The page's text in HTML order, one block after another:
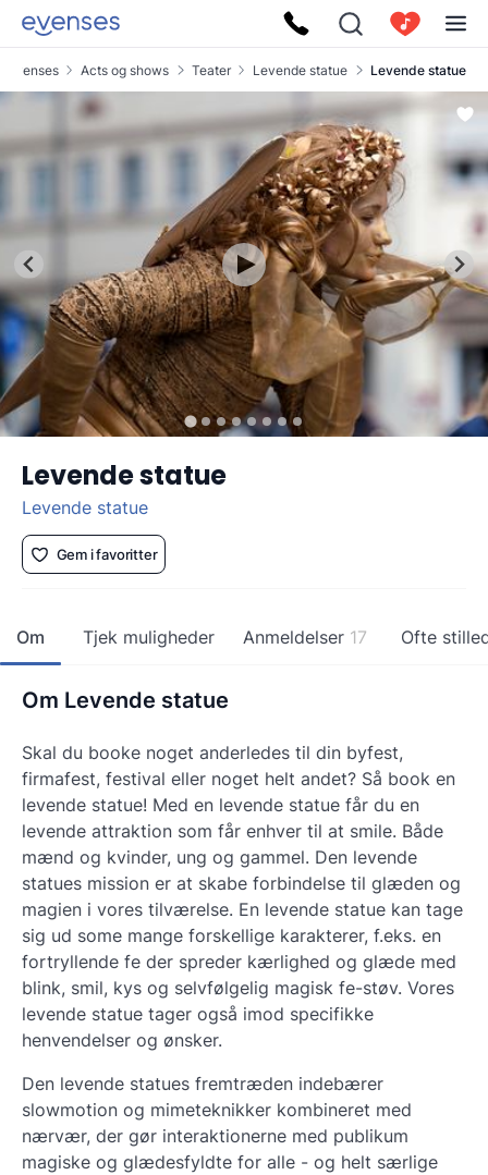
Evenses Acts og shows Teater Levende statue Levende statue
Levende statue
Levende statue
Gem i favoritter
Om Tjek muligheder Anmeldelser 17 Ofte
Om Levende statue
Skal du booke noget anderledes til din byfest,
firmafest, festival eller noget helt andet? Så book en
levende statue! Med en levende statue får du en
levende attraktion som får enhver til at smile. Både
mænd og kvinder, ung og gammel. Den levende
statues mission er at skabe forbindelse til glæden og
magien i vores tilværelse. En levende statue kan tage
sig ud some mange forskellige karakterer, f.eks. en
fortryllende fe der spreder kærlighed og glæde med
blink, smil, kys og selvfølgelig magisk fe-støv. Vores
levende statue tager også imod specifikke
henvendelser og ønsker.
Den levende statues fremtræden indebærer
slowmotion og mimeteknikker kombineret med
nærvær, der gør interaktionerne med publikum
magiske og glædesfyldte for alle - og helt særlige